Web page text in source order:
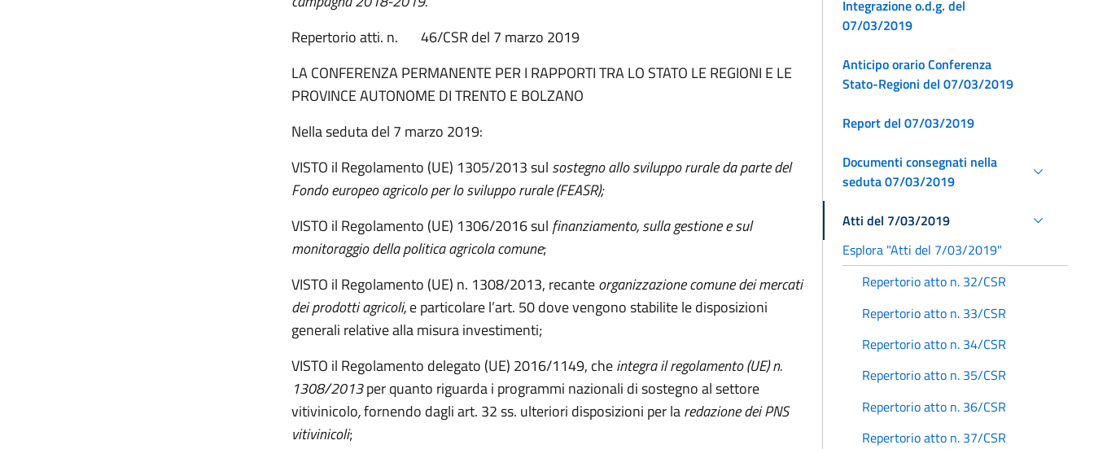
Repertorio atti. n. 46/CSR del 7 marzo 2019
LA CONFERENZA PERMANENTE PER I RAPPORTI TRA LO STATO LE REGIONI E LE
PROVINCE AUTONOME DI TRENTO E BOLZANO
Nella seduta del 7 marzo 2019:
VISTO il Regolamento (UE) 1305/2013 sul sostegno allo sviluppo rurale da parte del
Fondo europeo agricolo per lo sviluppo rurale (FEASR);
VISTO il Regolamento (UE) 1306/2016 sul finanziamento, sulla gestione e sul
monitoraggio della politica agricola comune;
VISTO il Regolamento (UE) n. 1308/2013, recanteorganizzazione comune dei mercati
dei prodotti agricoli,e particolare l’art. 50 dove vengono stabilite le disposizioni
generali relative alla misura investimenti;
VISTO il Regolamento delegato (UE) 2016/1149, cheintegra il regolamento (UE) n.
1308/2013per quanto riguarda i programmi nazionali di sostegno al settore
vitivinicolo,fornendo dagli art. 32 ss. ulteriori disposizioni per laredazionedei PNS
vitivinicoli;
Integrazione o.d.g. del
07/03/2019
Anticipo orario Conferenza
Stato-Regioni del 07/03/2019
Report del 07/03/2019
Documenti consegnati nella
seduta 07/03/2019
Atti del 7/03/2019
Esplora "Atti del 7/03/2019"
Repertorio atto n. 32/CSR
Repertorio atto n. 33/CSR
Repertorio atto n. 34/CSR
Repertorio atto n. 35/CSR
Repertorio atto n. 36/CSR
Repertorio atto n. 37/CSR